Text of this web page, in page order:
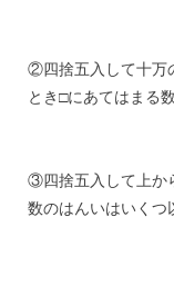
②四捨五入して十万
とき□にあてはまる
③四捨五入して上か
数のはんいはいくつ